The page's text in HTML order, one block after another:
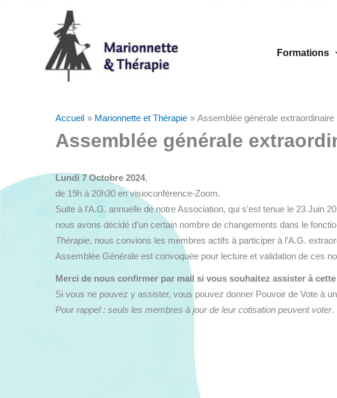
Formations
Accueil Marionnette et Thérapie Assemblée générale extraordinaire
Assemblée générale
Lundi 7 Octobre 2024,
de 19h à 20h30 en visioconférence-Zoom.
Suite à l’A.G. annuelle de notre Association, qui s’est tenue le 23 Juin
nous avons décidé d’un certain nombre de changements dans le
Thérapie, nous convions les membres actifs à participer à l’A.G.
Assemblée Générale est convoquée pour lecture et validation de ces
Merci de nous confirmer par mail si vous souhaitez assister à cette
Si vous ne pouvez y assister, vous pouvez donner Pouvoir de Vote à
Pour rappel : seuls les membres à jour de leur cotisation peuvent voter.